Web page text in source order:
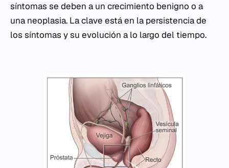
síntomas se deben a un crecimiento benigno o a
una neoplasia. La clave está en la persistencia de
los síntomas y su evolución a lo largo del tiempo.